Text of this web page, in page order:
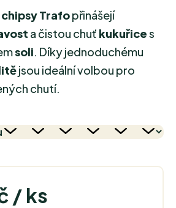
Trafopřinášejí
a čistou chuť kukuřices
soli . Díky jednoduchému
jsou ideální volbou pro
chutí.
/ ks